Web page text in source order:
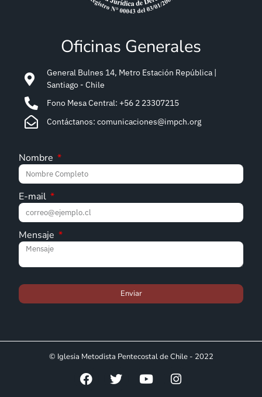
Oficinas Generales
General Bulnes 14, Metro Estación República |
Santiago - Chile
Fono Mesa Central: +56 2 23307215
Contáctanos: comunicaciones@impch.org
Nombre
E-mail
Mensaje
Enviar
© Iglesia Metodista Pentecostal de Chile - 2022